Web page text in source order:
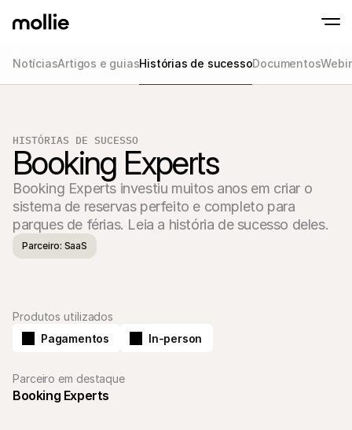
Checkout
Ofereça um
para conversão
Pagamentos
Para Agências
NotíciasArtigos e guiasHistórias de sucessoDocumentos
HISTÓRIAS DE SUCESSO
Booking Experts
Booking Experts investiu muitos anos em criar o
sistema de reservas perfeito e completo para
parques de férias. Leia a história de sucesso deles.
Parceiro: SaaS
Produtos utilizados
Pagamentos
In-person
Parceiro em destaque
Booking Experts